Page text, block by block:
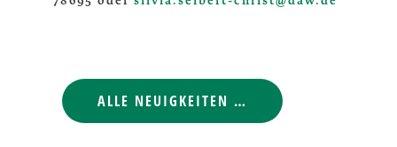
ALLE NEUIGKEITEN …